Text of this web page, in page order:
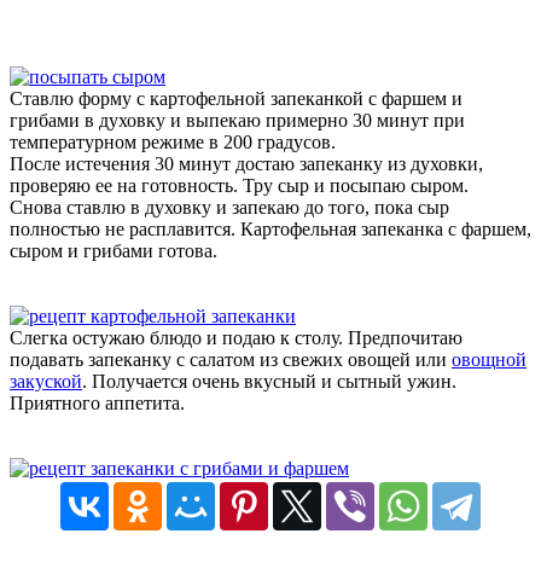
Ставлю форму с картофельной запеканкой с фаршем и
грибами в духовку и выпекаю примерно 30 минут при
температурном режиме в 200 градусов.
После истечения 30 минут достаю запеканку из духовки,
проверяю ее на готовность. Тру сыр и посыпаю сыром.
Снова ставлю в духовку и запекаю до того, пока сыр
полностью не расплавится. Картофельная запеканка с фаршем,
сыром и грибами готова.
Слегка остужаю блюдо и подаю к столу. Предпочитаю
подавать запеканку с салатом из свежих овощей или овощной
закуской. Получается очень вкусный и сытный ужин.
Приятного аппетита.